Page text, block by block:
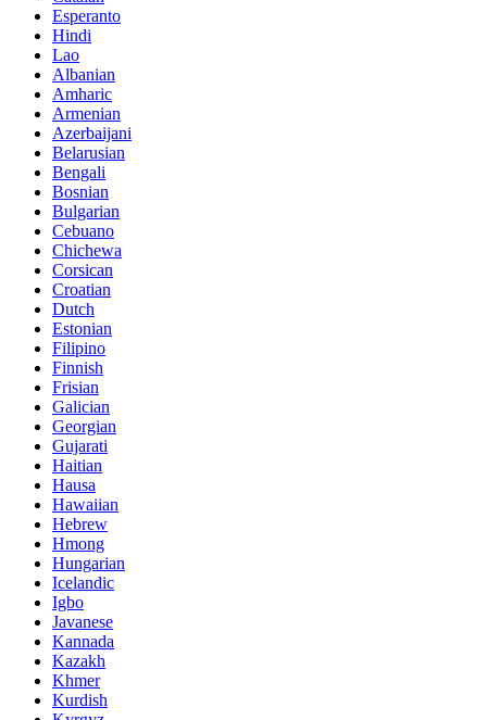
Esperanto
Hindi
Lao
Albanian
Amharic
Armenian
Azerbaijani
Belarusian
Bengali
Bosnian
Bulgarian
Cebuano
Chichewa
Corsican
Croatian
Dutch
Estonian
Filipino
Finnish
Frisian
Galician
Georgian
Gujarati
Haitian
Hausa
Hawaiian
Hebrew
Hmong
Hungarian
Icelandic
Igbo
Javanese
Kannada
Kazakh
Khmer
Kurdish